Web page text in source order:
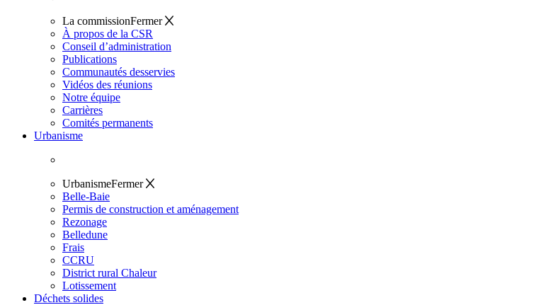
La commissionFermer
À propos de la CSR
Conseil d’administration
Publications
Communautés desservies
Vidéos des réunions
Notre équipe
Carrières
Comités permanents
Urbanisme
UrbanismeFermer
Belle-Baie
Permis de construction et aménagement
Rezonage
Belledune
Frais
CCRU
District rural Chaleur
Lotissement
Déchets solides